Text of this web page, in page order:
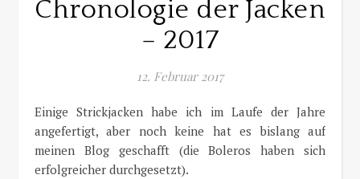
Chronologie der Jacken
– 2017
12. Februar 2017
Einige Strickjacken habe ich im Laufe der Jahre
angefertigt, aber noch keine hat es bislang auf
meinen Blog geschafft (die Boleros haben sich
erfolgreicher durchgesetzt).